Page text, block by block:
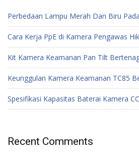
Perbedaan Lampu Merah Dan Biru
Cara Kerja PpE di Kamera Pengawas
Kit Kamera Keamanan Pan Tilt
Keunggulan Kamera Keamanan TC85
Spesifikasi Kapasitas Baterai Kamera
Recent Comments